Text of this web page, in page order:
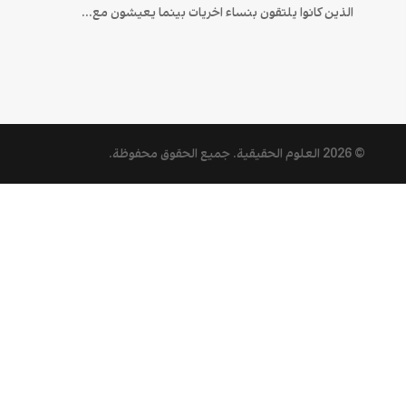
الذین كانوا یلتقون بنساء اخریات بینما یعیشون مع...
© 2026 العلوم الحقيقية. جميع الحقوق محفوظة.